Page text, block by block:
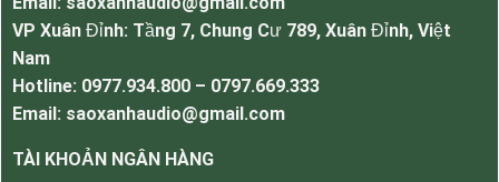
thiết kế theo mẫu mới
Hệ thống tản nhiệt Trang bị 1 quạt tản nhiệt
120mm, công xuất 20W/220VAC (kèm 1 vị trí có
thể lắp ở cửa sau)
Hệ thống cửa 1 cửa mở trước, 1 cửa sau dạng
cửa lưới có khóa lẫy bằng kim loại
VP Xuân Đỉnh: Tầng 7, Chung Cư 789, Xuân Đỉnh, Việt
Nam
Hotline: 0977.934.800 – 0797.669.333
Email: saoxanhaudio@gmail.com
TÀI KHOẢN NGÂN HÀNG